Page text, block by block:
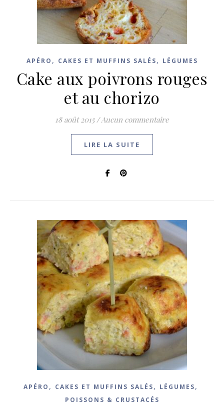
APÉRO , CAKES ET MUFFINS SALÉS, LÉGUMES
Cake aux poivrons rouges
et au chorizo
18 août 2015 /Aucun commentaire
LIRE LA SUITE
APÉRO , CAKES ET MUFFINS SALÉS, LÉGUMES,
POISSONS & CRUSTACÉS